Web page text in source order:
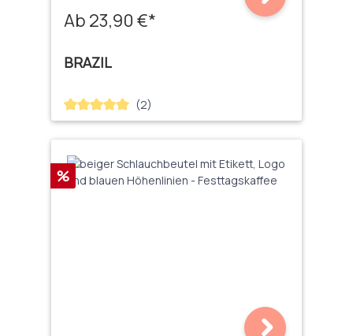
Ab 23,90 €*
BRAZIL
Durchschnittliche Bewertung von 5 von 5 Sternen
(2)
Rabatt
%